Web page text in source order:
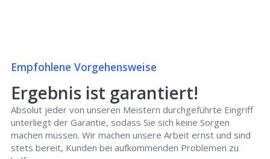
Empfohlene Vorgehensweise
Ergebnis ist garantiert!
Absolut jeder von unseren Meistern durchgeführte Eingriff
unterliegt der Garantie, sodass Sie sich keine Sorgen
machen müssen. Wir machen unsere Arbeit ernst und sind
stets bereit, Kunden bei aufkommenden Problemen zu